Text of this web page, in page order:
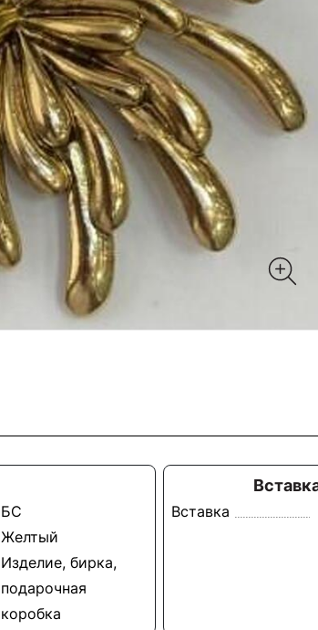
БС
Желтый
Изделие, бирка,
подарочная
коробка
Вставка